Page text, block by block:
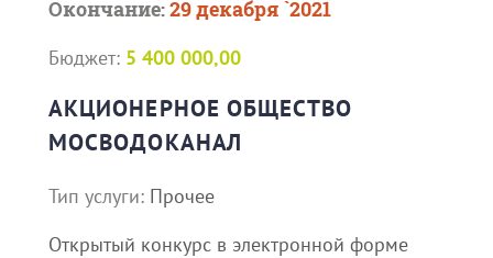
Окончание:29 декабря `2021
Бюджет: 5 400 000,00
АКЦИОНЕРНОЕ ОБЩЕСТВО
МОСВОДОКАНАЛ
Тип услуги: Прочее
Открытый конкурс в электронной форме